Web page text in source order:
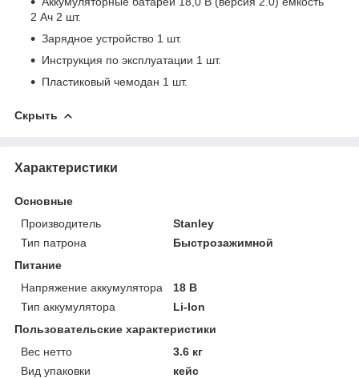
2 Ач 2 шт.
Зарядное устройство 1 шт.
Инструкция по эксплуатации 1 шт.
Пластиковый чемодан 1 шт.
Скрыть
Характеристики
Основные
Производитель
Stanley
Тип патрона
Быстрозажимной
Питание
Напряжение аккумулятора
18 В
Тип аккумулятора
Li-Ion
Пользовательские характеристики
Вес нетто
3.6 кг
Вид упаковки
кейс